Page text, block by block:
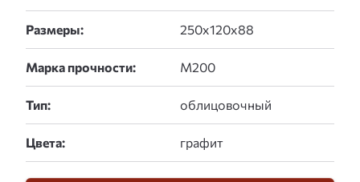
Размеры:
Марка прочности:
Тип:
Цвета: